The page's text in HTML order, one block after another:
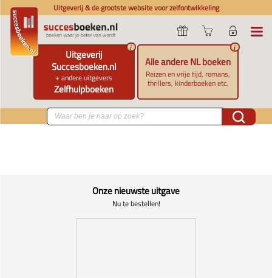
Uitgeverij & de grootste website voor zelfontwikkeling
Uitgeverij
Succesboeken.nl
+ andere uitgevers
Zelfhulpboeken
i
Alle andere NL boeken
Reizen en vrije tijd, romans,
thrillers, kinderboeken etc.
i
Onze nieuwste uitgave
Nu te bestellen!